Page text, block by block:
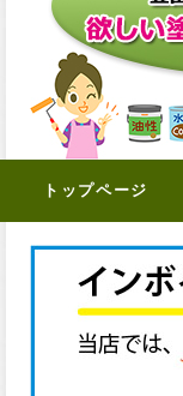
トップページ